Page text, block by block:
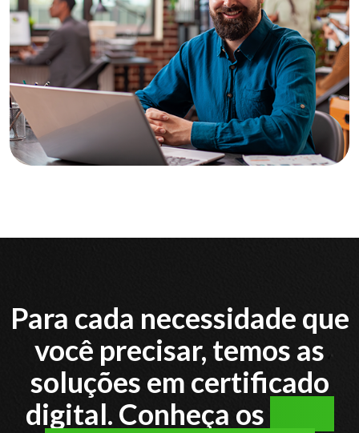
Para cada necessidade que
você precisar, temos as
soluções em certificado
digital. Conheça os